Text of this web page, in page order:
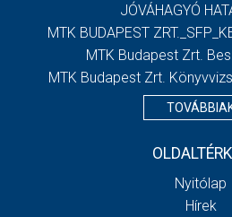
JÓVÁHAGYÓ
MTK BUDAPEST
MTK Budapest Zrt.
MTK Budapest Zrt.
Nyitólap
Hírek